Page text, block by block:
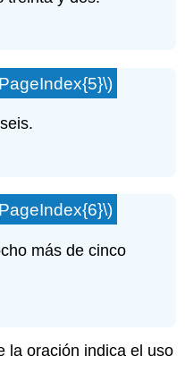
más de cinco
la oración indica el uso